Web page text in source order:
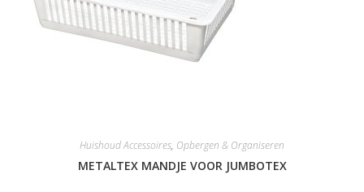
Huishoud Accessoires, Opbergen & Organiseren
METALTEX MANDJE VOOR JUMBOTEX